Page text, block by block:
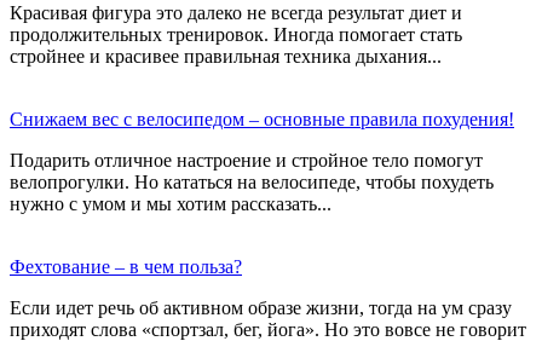
Красивая фигура это далеко не всегда результат диет и
продолжительных тренировок. Иногда помогает стать
стройнее и красивее правильная техника дыхания...
Снижаем вес с велосипедом – основные правила похудения!
Подарить отличное настроение и стройное тело помогут
велопрогулки. Но кататься на велосипеде, чтобы похудеть
нужно с умом и мы хотим рассказать...
Фехтование – в чем польза?
Если идет речь об активном образе жизни, тогда на ум сразу
приходят слова «спортзал, бег, йога». Но это вовсе не говорит